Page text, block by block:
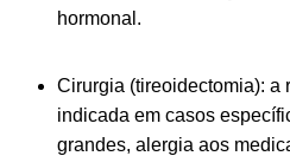
hormonal.
Cirurgia (tireoidectomia): a
indicada em casos
grandes, alergia aos